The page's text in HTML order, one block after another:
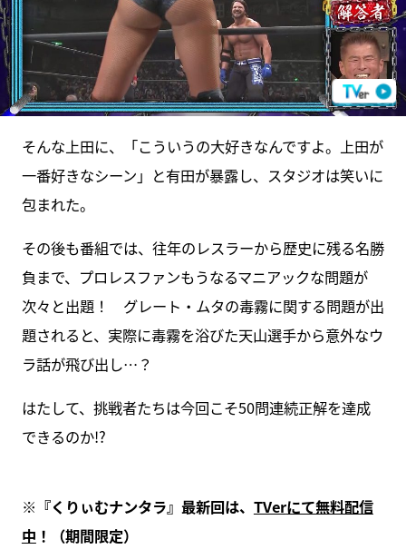
そんな上田に、「こういうの大好きなんですよ。上田が
一番好きなシーン」と有田が暴露し、スタジオは笑いに
包まれた。
その後も番組では、往年のレスラーから歴史に残る名勝
負まで、プロレスファンもうなるマニアックな問題が
次々と出題！ グレート・ムタの毒霧に関する問題が出
題されると、実際に毒霧を浴びた天山選手から意外なウ
ラ話が飛び出し…？
はたして、挑戦者たちは今回こそ50問連続正解を達成
できるのか!?
※ 『くりぃむナンタラ』最新回は、 TVerにて無料配信
中 ！（期間限定）